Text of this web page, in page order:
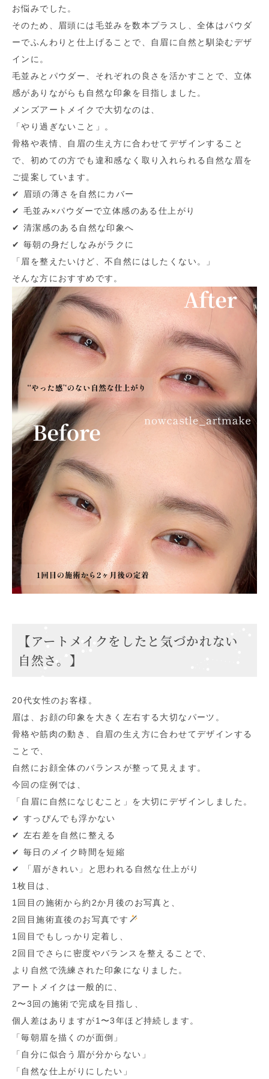
お悩みでした。
そのため、眉頭には毛並みを数本プラスし、全体はパウダ
ーでふんわりと仕上げることで、自眉に自然と馴染むデザ
インに​。​
毛並みとパウダー、それぞれの良さを活かすことで、立体
感がありながらも自然な印象を目指しました。
メンズアートメイクで大切なのは、
「やり過ぎないこと」。
骨格や表情、自眉の生え方に合わせてデザインすること
で、初めての方でも違和感なく取り入れられる自然な眉を
ご提案しています。
✔︎ 眉頭の薄さを自然にカバー
✔︎ 毛並み×パウダーで立体感のある仕上がり
✔︎ 清潔感のある自然な印象へ
✔︎ 毎朝の身だしなみがラクに
「眉を整えたいけど、不自然にはしたくない。」
そんな方におすすめです​。​
【アートメイクをしたと気づかれない
自然さ。】
20代女性のお客様。
眉は、お顔の印象を大きく左右する大切なパーツ。
骨格や筋肉の動き、自眉の生え方に合わせてデザインする
ことで、
自然にお顔全体のバランスが整って見えます。
今回の症例では、
「自眉に自然になじむこと」を大切にデザインしました。
✔︎ すっぴんでも浮かない
✔︎ 左右差を自然に整える
✔︎ 毎日のメイク時間を短縮
✔︎ 「眉がきれい」と思われる自然な仕上がり
1枚目は、
1回目の施術から約2か月後のお写真と、
2回目施術直後のお写真です
1回目でもしっかり定着し、
2回目でさらに密度やバランスを整えることで、
より自然で洗練された印象になりました。
アートメイクは一般的に、
2〜3回の施術で完成を目指し、
個人差はありますが1〜3年ほど持続します。
「毎朝眉を描くのが面倒」
「自分に似合う眉が分からない」
「自然な仕上がりにしたい」